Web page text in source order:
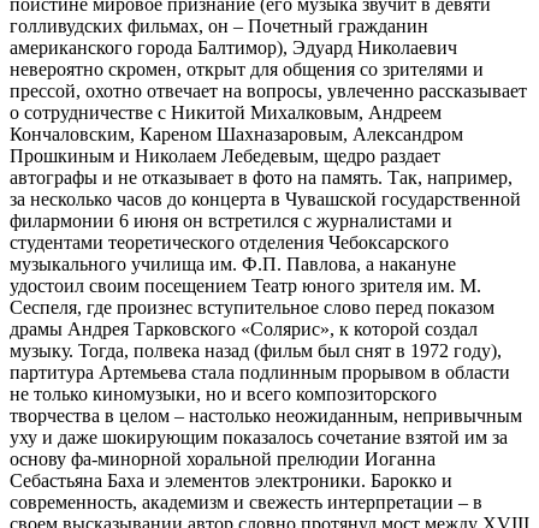
голливудских фильмах, он – Почетный гражданин
американского города Балтимор), Эдуард Николаевич
невероятно скромен, открыт для общения со зрителями и
прессой, охотно отвечает на вопросы, увлеченно рассказывает
о сотрудничестве с Никитой Михалковым, Андреем
Кончаловским, Кареном Шахназаровым, Александром
Прошкиным и Николаем Лебедевым, щедро раздает
автографы и не отказывает в фото на память. Так, например,
за несколько часов до концерта в Чувашской государственной
филармонии 6 июня он встретился с журналистами и
студентами теоретического отделения Чебоксарского
музыкального училища им. Ф.П. Павлова, а накануне
удостоил своим посещением Театр юного зрителя им. М.
Сеспеля, где произнес вступительное слово перед показом
драмы Андрея Тарковского «Солярис», к которой создал
музыку. Тогда, полвека назад (фильм был снят в 1972 году),
партитура Артемьева стала подлинным прорывом в области
не только киномузыки, но и всего композиторского
творчества в целом – настолько неожиданным, непривычным
уху и даже шокирующим показалось сочетание взятой им за
основу фа-минорной хоральной прелюдии Иоганна
Себастьяна Баха и элементов электроники. Барокко и
современность, академизм и свежесть интерпретации – в
своем высказывании автор словно протянул мост между XVIII